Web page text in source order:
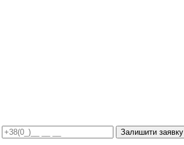
Залишити заявку